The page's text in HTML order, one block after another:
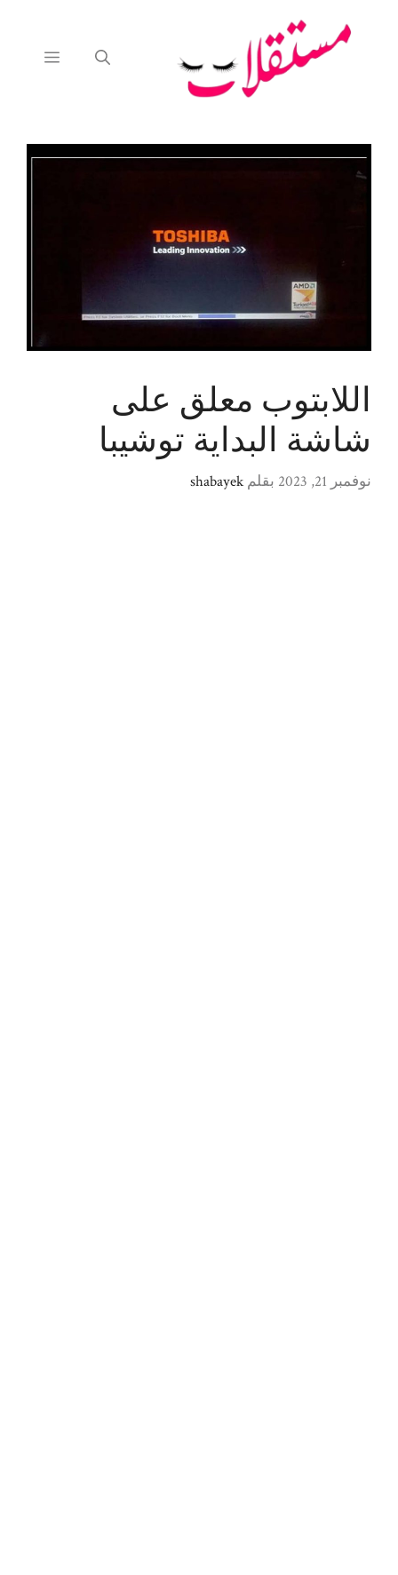
القائمة
اللابتوب معلق على
شاشة البداية توشيبا
نوفمبر 21, 2023 بقلمshabayek